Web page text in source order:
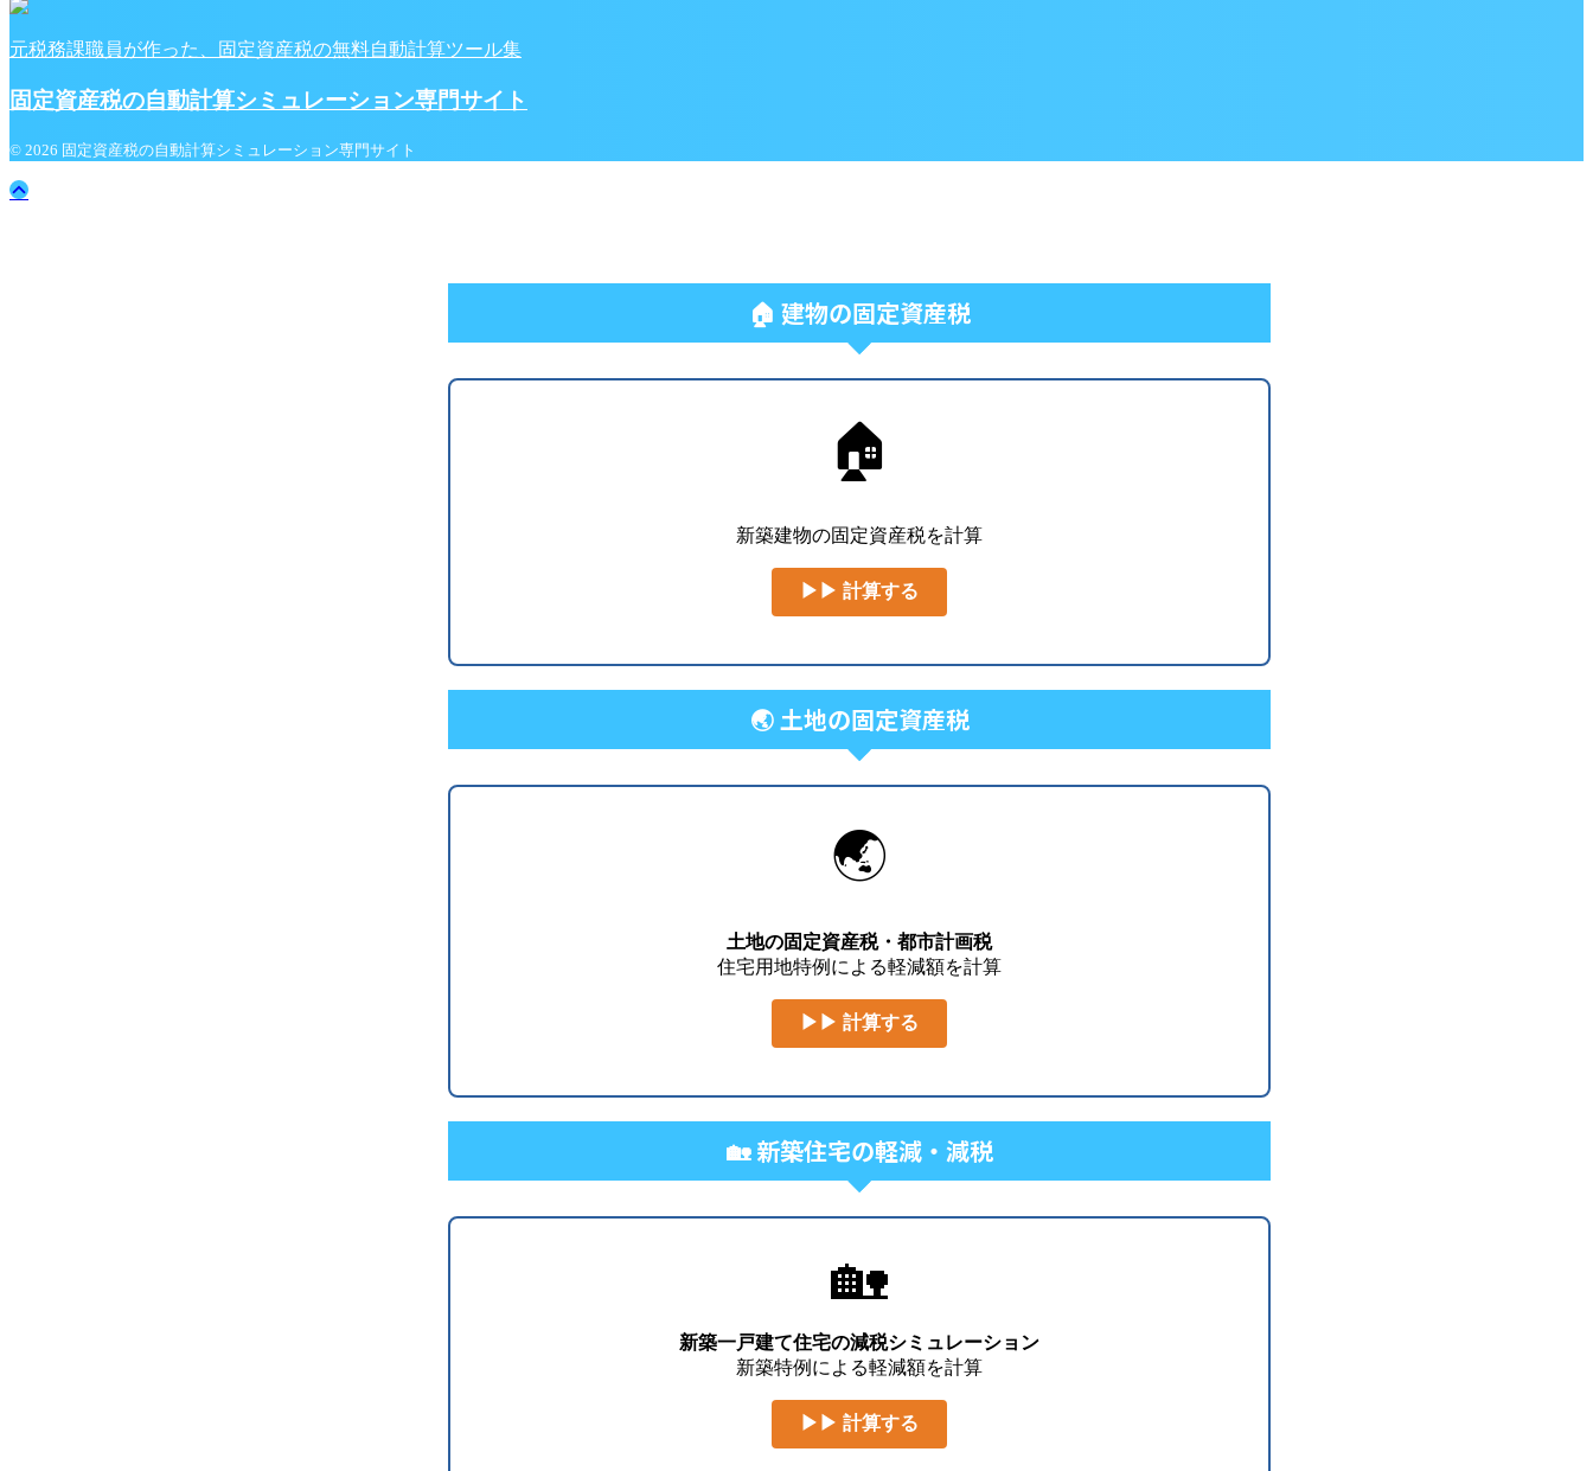
元税務課職員が作った、固定資産税の無料自動計算ツール集
固定資産税の自動計算シミュレーション専門サイト
© 2026 固定資産税の自動計算シミュレーション専門サイト
🏠 建物の固定資産税
🏠
新築建物の固定資産税を計算
▶▶ 計算する
🌏 土地の固定資産税
🌏
土地の固定資産税・都市計画税
住宅用地特例による軽減額を計算
▶▶ 計算する
🏡 新築住宅の軽減・減税
🏡
新築一戸建て住宅の減税シミュレーション
新築特例による軽減額を計算
▶▶ 計算する